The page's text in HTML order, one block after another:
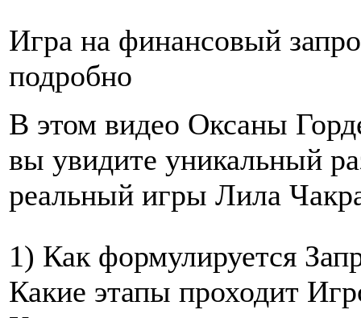
Игра на финансовый
подробно
В этом видео Оксаны
вы увидите уникальный
реальный игры Лила
1) Как формулируется
Какие этапы проходит